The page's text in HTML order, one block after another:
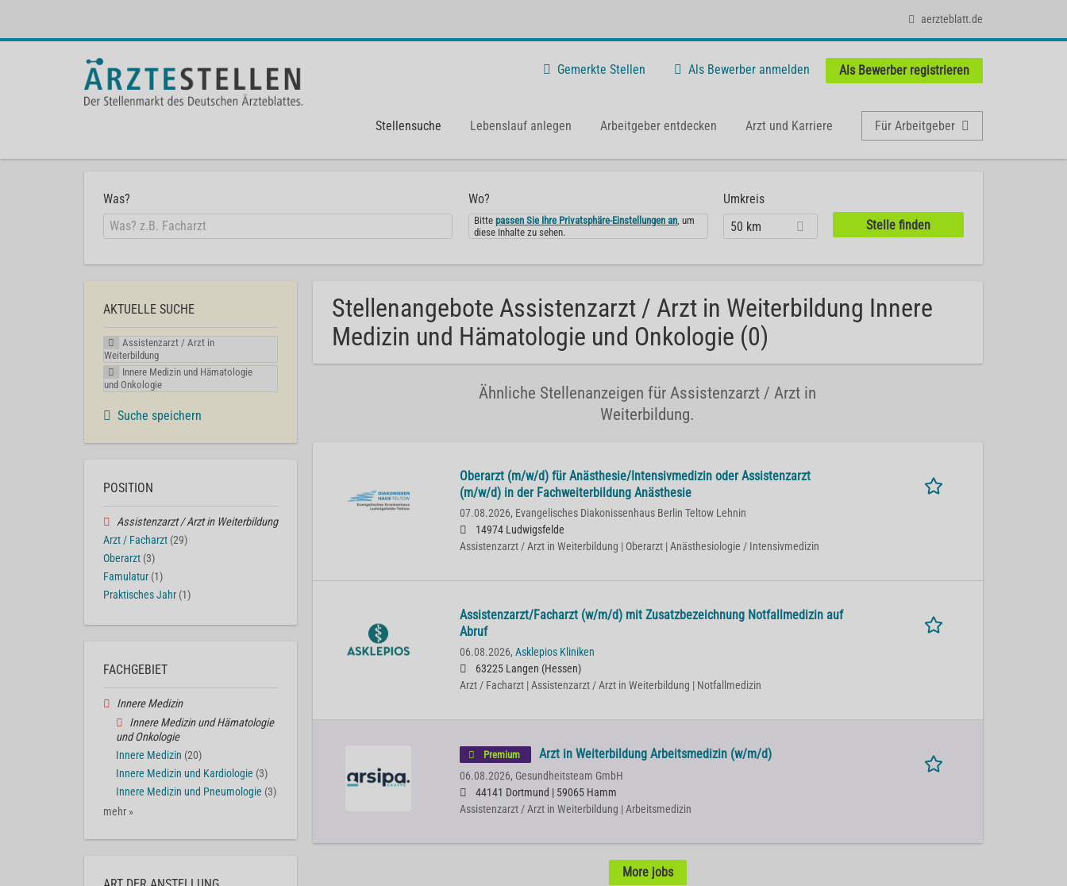
aerzteblatt.de
Gemerkte Stellen Als Bewerber anmelden Als Bewerber registrieren
Stellensuche Lebenslauf anlegen Arbeitgeber entdecken Arzt und Karriere Für Arbeitgeber
Was? Wo?
Bittepassen Sie Ihre Privatsphäre-Einstellungen an, um
diese Inhalte zu sehen.
Umkreis
50 km
Stellenangebote Assistenzarzt / Arzt in Weiterbildung Innere
Medizin und Hämatologie und Onkologie (0)
Ähnliche Stellenanzeigen für Assistenzarzt / Arzt in
Weiterbildung.
Oberarzt (m/w/d) für Anästhesie/Intensivmedizin oder Assistenzarzt
(m/w/d) in der Fachweiterbildung Anästhesie
07.08.2026, Evangelisches Diakonissenhaus Berlin Teltow Lehnin
14974 Ludwigsfelde
Assistenzarzt / Arzt in Weiterbildung | Oberarzt | Anästhesiologie / Intensivmedizin
Assistenzarzt/Facharzt (w/m/d) mit Zusatzbezeichnung Notfallmedizin auf
Abruf
06.08.2026, Asklepios Kliniken
63225 Langen (Hessen)
Arzt / Facharzt | Assistenzarzt / Arzt in Weiterbildung | Notfallmedizin
Premium Arzt in Weiterbildung Arbeitsmedizin (w/m/d)
06.08.2026, Gesundheitsteam GmbH
44141 Dortmund | 59065 Hamm
Assistenzarzt / Arzt in Weiterbildung | Arbeitsmedizin
More jobs
AKTUELLE SUCHE
Assistenzarzt / Arzt in
Weiterbildung
Innere Medizin und Hämatologie
und Onkologie
Suche speichern
POSITION
Assistenzarzt / Arzt in Weiterbildung
Arzt / Facharzt (29)
Oberarzt (3)
Famulatur (1)
Praktisches Jahr (1)
FACHGEBIET
Innere Medizin
Innere Medizin und Hämatologie
und Onkologie
Innere Medizin (20)
Innere Medizin und Kardiologie (3)
Innere Medizin und Pneumologie (3)
mehr »